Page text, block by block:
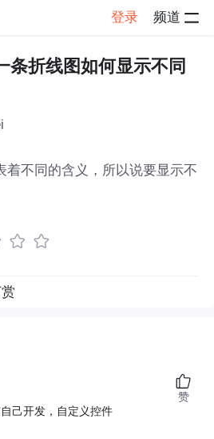
登录 频道
子详情
条折线图如何显示不同
着不同的含义，所以说要显示不
己开发，自定义控件
赞